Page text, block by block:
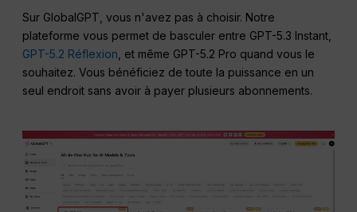
Sur GlobalGPT, vous n'avez pas à choisir. Notre
plateforme vous permet de basculer entre GPT-5.3 Instant,
GPT-5.2 Réflexion , et même GPT-5.2 Pro quand vous le
souhaitez. Vous bénéficiez de toute la puissance en un
seul endroit sans avoir à payer plusieurs abonnements.